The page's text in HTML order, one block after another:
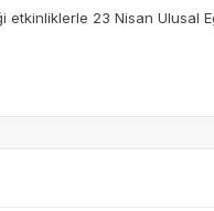
etkinliklerle 23 Nisan Ulusal